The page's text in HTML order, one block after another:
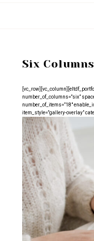
Six
number_of_columns=”six”
number_of_items=”18″
item_style=”gallery-overlay”